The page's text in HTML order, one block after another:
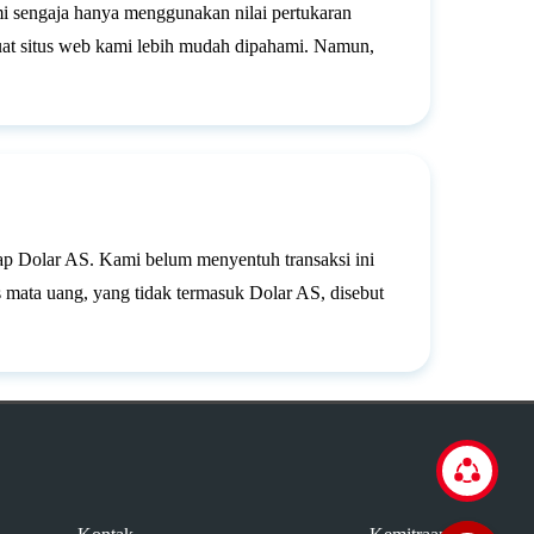
hanya menggunakan nilai pertukaran
situs web kami lebih mudah dipahami. Namun,
Dolar AS. Kami belum menyentuh transaksi ini
uang, yang tidak termasuk Dolar AS, disebut